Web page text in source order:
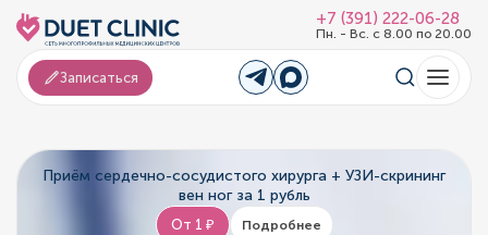
+7 (391) 222-06-28
Пн. - Вс. с 8.00 по 20.00
Записаться
Приём сердечно-сосудистого хирурга + УЗИ-скрининг
вен ног за 1 рубль
От 1 ₽ Подробнее